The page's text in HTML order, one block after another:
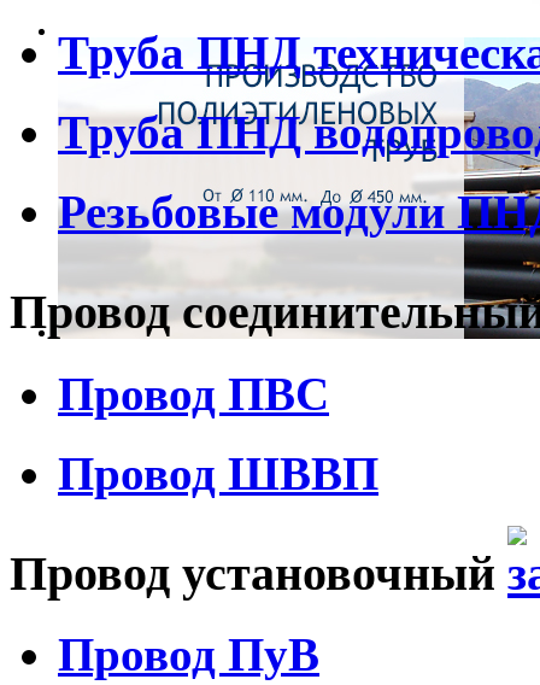
Труба ПНД
Труба ПНД
Резьбовые модули
Провод
Провод ПВС
Провод ШВВП
Провод установочный
Провод ПуВ